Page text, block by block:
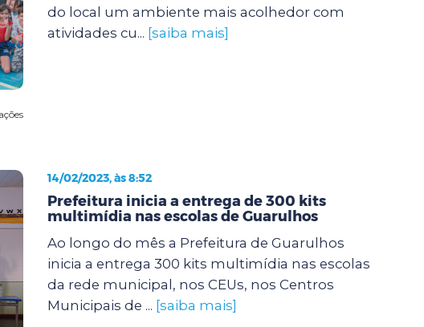
do local um ambiente mais acolhedor com
atividades cu... [saiba mais]
14/02/2023, às 8:52
Prefeitura inicia a entrega de 300 kits
multimídia nas escolas de Guarulhos
Ao longo do mês a Prefeitura de Guarulhos
inicia a entrega 300 kits multimídia nas escolas
da rede municipal, nos CEUs, nos Centros
Municipais de ... [saiba mais]